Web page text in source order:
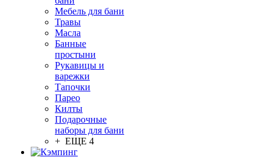
Мебель для бани
Травы
Масла
Банные
простыни
Рукавицы и
варежки
Тапочки
Парео
Килты
Подарочные
наборы для бани
+ ЕЩЕ 4